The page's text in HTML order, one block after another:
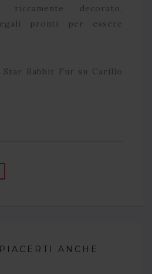
riccamente decorato,
pronti per essere
Rabbit Fur su Carillo
ANCHE